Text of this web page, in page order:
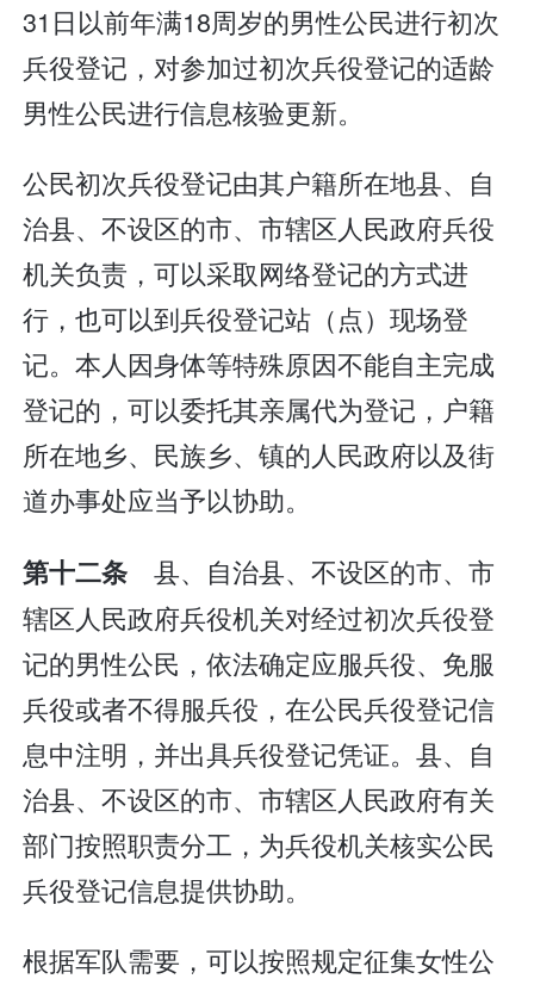
31日以前年满18周岁的男性公民进行初次
兵役登记，对参加过初次兵役登记的适龄
男性公民进行信息核验更新。
公民初次兵役登记由其户籍所在地县、自
治县、不设区的市、市辖区人民政府兵役
机关负责，可以采取网络登记的方式进
行，也可以到兵役登记站（点）现场登
记。本人因身体等特殊原因不能自主完成
登记的，可以委托其亲属代为登记，户籍
所在地乡、民族乡、镇的人民政府以及街
道办事处应当予以协助。
第十二条 县、自治县、不设区的市、市
辖区人民政府兵役机关对经过初次兵役登
记的男性公民，依法确定应服兵役、免服
兵役或者不得服兵役，在公民兵役登记信
息中注明，并出具兵役登记凭证。县、自
治县、不设区的市、市辖区人民政府有关
部门按照职责分工，为兵役机关核实公民
兵役登记信息提供协助。
根据军队需要，可以按照规定征集女性公